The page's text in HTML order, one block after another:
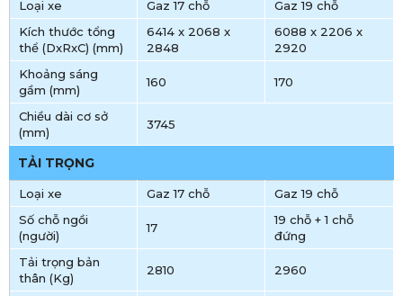
Loại xe Gaz 17 chỗ
Gaz 19 chỗ
Kích thước tổng
thể (DxRxC) (mm)
6414 x 2068 x
2848
6088 x 2206 x
2920
Khoảng sáng
gầm (mm)
160 170
Chiều dài cơ sở
(mm)
3745
TẢI TRỌNG
Loại xe Gaz 17 chỗ
Gaz 19 chỗ
Số chỗ ngồi
(người)
17
19 chỗ + 1 chỗ
đứng
Tải trọng bản
thân (Kg)
2810 2960